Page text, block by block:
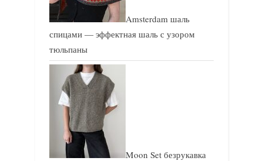
Amsterdam шаль
спицами — эффектная шаль с узором
тюльпаны
Moon Set безрукавка